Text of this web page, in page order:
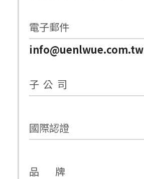
電子郵件
info@uenlwue.com.tw
子 公 司
國際認證
品 牌